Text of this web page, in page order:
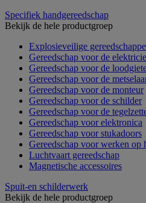
Specifiek handgereedschap
Bekijk de hele productgroep
Explosieveilige
Gereedschap voor de
Gereedschap voor de
Gereedschap voor de
Gereedschap voor de monteur
Gereedschap voor de schilder
Gereedschap voor de
Gereedschap voor elektronica
Gereedschap voor stukadoors
Gereedschap voor werken op
Luchtvaart gereedschap
Magnetische accessoires
Spuit-en schilderwerk
Bekijk de hele productgroep